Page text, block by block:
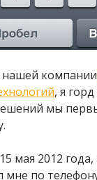
компании
, я
мы
мая 2012 года,
по